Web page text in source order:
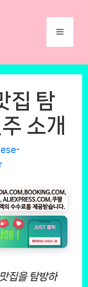
Menu
집 탐
소개
집을 탐방하